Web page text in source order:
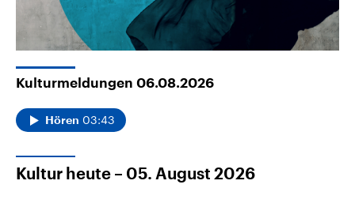
Kulturmeldungen 06.08.2026
Hören 03:43
Kultur heute – 05. August 2026